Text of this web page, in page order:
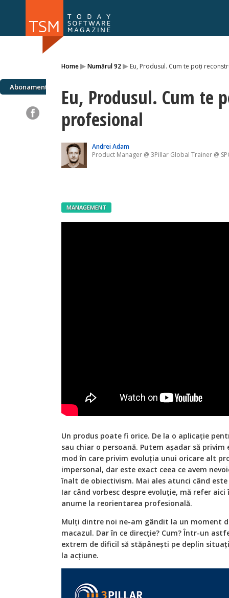
Home▸Numărul 92▸ Eu, Produsul. Cum te poți
Abonamente
Eu, Produsul. Cum te
profesional
Andrei Adam
Product Manager @ 3Pillar Global Trainer @
MANAGEMENT
Un produs poate fi orice. De la o aplicație
sau chiar o persoană. Putem așadar să
mod în care privim evoluția unui oricare alt
impersonal, dar este exact ceea ce avem
înalt de obiectivism. Mai ales atunci când
Iar când vorbesc despre evoluție, mă refer aici
anume la reorientarea profesională.
Mulți dintre noi ne-am gândit la un moment
macazul. Dar în ce direcție? Cum? Într-un
extrem de dificil să stăpânești pe deplin
la acțiune.